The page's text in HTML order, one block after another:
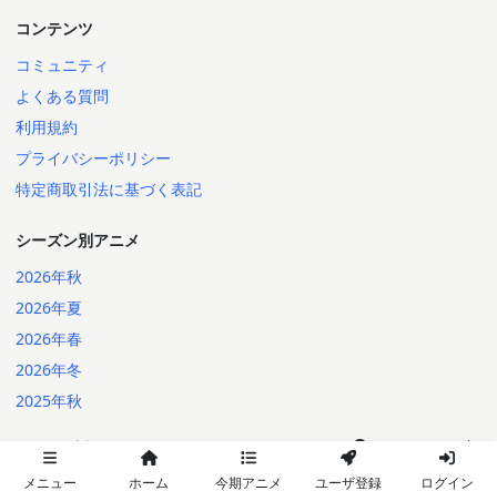
コンテンツ
コミュニティ
よくある質問
利用規約
プライバシーポリシー
特定商取引法に基づく表記
シーズン別アニメ
2026年秋
2026年夏
2026年春
2026年冬
2025年秋
言語: 日本語 English
2014-2026 Annict
メニュー
ホーム 今期アニメ ユーザ登録 ログイン